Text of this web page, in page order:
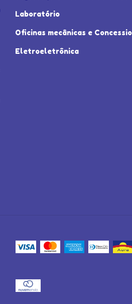
Laboratório
Oficinas mecânicas e
Eletroeletrônica